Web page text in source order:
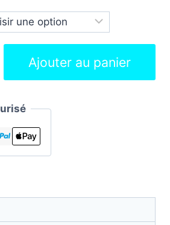
Ajouter au panier